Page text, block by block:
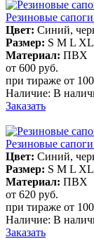
Резиновые
Цвет: Синий,
Размер: S M L
Материал: ПВХ
от 600 руб.
при тираже от
Наличие: В
Заказать
Резиновые
Цвет: Синий,
Размер: S M L
Материал: ПВХ
от 620 руб.
при тираже от
Наличие: В
Заказать